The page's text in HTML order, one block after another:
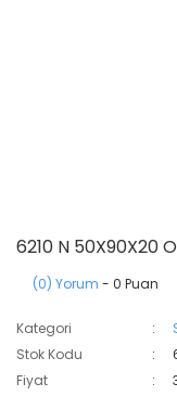
6210 N 50X90X20
(0) Yorum - 0 Puan
Kategori
Stok Kodu
Fiyat